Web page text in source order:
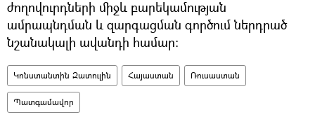
ժողովուրդների միջև բարեկամության
ամրապնդման և զարգացման գործում ներդրած
նշանակալի ավանդի համար:
Կոնստանտին Զատուլին Հայաստան Ռուսաստան
Պատգամավոր